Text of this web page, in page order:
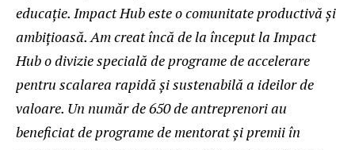
educație. Impact Hub este o comunitate productivă și
ambițioasă. Am creat încă de la început la Impact
Hub o divizie specială de programe de accelerare
pentru scalarea rapidă și sustenabilă a ideilor de
valoare. Un număr de 650 de antreprenori au
beneficiat de programe de mentorat și premii în